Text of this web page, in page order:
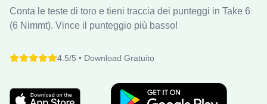
Conta le teste di toro e tieni traccia dei punteggi in Take 6
(6 Nimmt). Vince il punteggio più basso!
4.5/5 • Download Gratuito